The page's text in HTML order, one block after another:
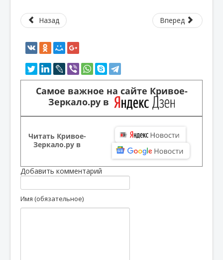
Назад Вперед
Самое важное на сайте Кривое-
Зеркало.ру в
Читать Кривое-
Зеркало.ру в
Добавить комментарий
Имя (обязательное)